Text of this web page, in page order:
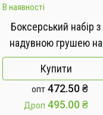
В наявності
Боксерський набір з
надувною грушею на
стійці 120 см та
рукавичками / Дитячий
боксерський набір
Купити
опт 472.50 ₴
Дроп 495.00 ₴